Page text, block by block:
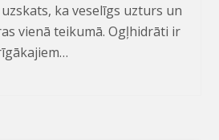
ka veselīgs uzturs un
vienā teikumā. Ogļhidrāti ir